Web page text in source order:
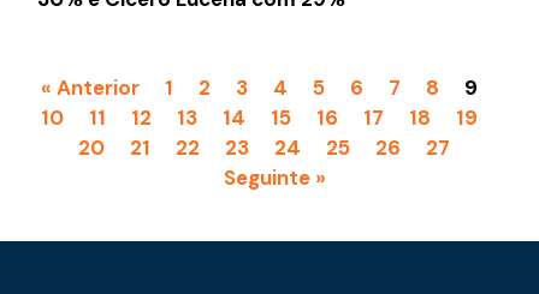
« Anterior 1 2 3 4 5 6 7 8
9
10
11 12 13 14 15 16 17 18
19
20
21 22 23 24 25 26
27
Seguinte »